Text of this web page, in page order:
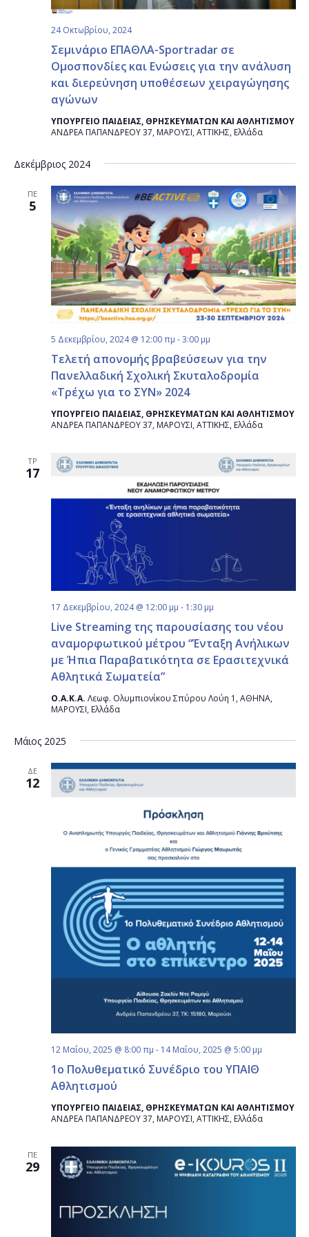
Σεμινάριο ΕΠΑΘΛΑ-Sportradar σε
Ομοσπονδίες και Ενώσεις για την ανάλυση
και διερεύνηση υποθέσεων χειραγώγησης
αγώνων
24 Οκτωβρίου, 2024
ΥΠΟΥΡΓΕΙΟ ΠΑΙΔΕΙΑΣ, ΘΡΗΣΚΕΥΜΑΤΩΝ ΚΑΙ ΑΘΛΗΤΙΣΜΟΥ
ΑΝΔΡΕΑ ΠΑΠΑΝΔΡΕΟΥ 37, ΜΑΡΟΥΣΙ, ΑΤΤΙΚΗΣ, Ελλάδα
Δεκέμβριος 2024
ΠΕ
5
Τελετή απονομής βραβεύσεων για την
Πανελλαδική Σχολική Σκυταλοδρομία
«Τρέχω για το ΣΥΝ» 2024
5 Δεκεμβρίου, 2024 @ 12:00 πμ -3:00 μμ
ΥΠΟΥΡΓΕΙΟ ΠΑΙΔΕΙΑΣ, ΘΡΗΣΚΕΥΜΑΤΩΝ ΚΑΙ ΑΘΛΗΤΙΣΜΟΥ
ΑΝΔΡΕΑ ΠΑΠΑΝΔΡΕΟΥ 37, ΜΑΡΟΥΣΙ, ΑΤΤΙΚΗΣ, Ελλάδα
ΤΡ
17
Live Streaming της παρουσίασης του νέου
αναμορφωτικού μέτρου “Ένταξη Ανήλικων
με Ήπια Παραβατικότητα σε Ερασιτεχνικά
Αθλητικά Σωματεία”
17 Δεκεμβρίου, 2024 @ 12:00 μμ - 1:30 μμ
Ο.Α.Κ.Α. Λεωφ. Ολυμπιονίκου Σπύρου Λούη 1, ΑΘΗΝΑ,
ΜΑΡΟΥΣΙ, Ελλάδα
Μάιος 2025
ΔΕ
12
1ο Πολυθεματικό Συνέδριο του ΥΠΑΙΘ
Αθλητισμού
12 Μαΐου, 2025 @ 8:00 πμ - 14 Μαΐου, 2025 @ 5:00 μμ
ΥΠΟΥΡΓΕΙΟ ΠΑΙΔΕΙΑΣ, ΘΡΗΣΚΕΥΜΑΤΩΝ ΚΑΙ ΑΘΛΗΤΙΣΜΟΥ
ΑΝΔΡΕΑ ΠΑΠΑΝΔΡΕΟΥ 37, ΜΑΡΟΥΣΙ, ΑΤΤΙΚΗΣ, Ελλάδα
ΠΕ
29